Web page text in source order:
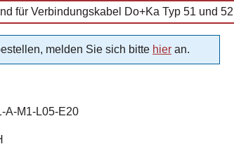
für Verbindungskabel Do+Ka Typ 51 und
melden Sie sich bitte hier an.
A-M1-L05-E20